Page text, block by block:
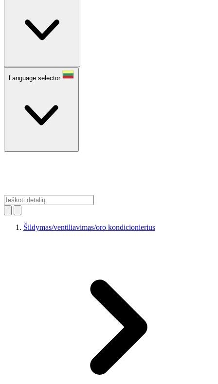
Language selector
Šildymas/ventiliavimas/oro kondicionierius